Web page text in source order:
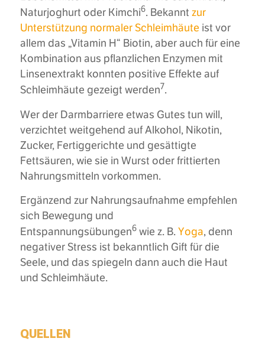
Naturjoghurt oder Kimchi6. Bekannt zur
Unterstützung normaler Schleimhäute ist vor
allem das „Vitamin H“ Biotin, aber auch für eine
Kombination aus pflanzlichen Enzymen mit
Linsenextrakt konnten positive Effekte auf
Schleimhäute gezeigt werden7.
Wer der Darmbarriere etwas Gutes tun will,
verzichtet weitgehend auf Alkohol, Nikotin,
Zucker, Fertiggerichte und gesättigte
Fettsäuren, wie sie in Wurst oder frittierten
Nahrungsmitteln vorkommen.
Ergänzend zur Nahrungsaufnahme empfehlen
sich Bewegung und
Entspannungsübungen6wie z. B. Yoga, denn
negativer Stress ist bekanntlich Gift für die
Seele, und das spiegeln dann auch die Haut
und Schleimhäute.
QUELLEN